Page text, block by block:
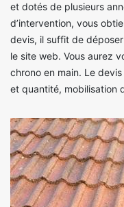
et dotés de plusieurs
d’intervention, vous
devis, il suffit de
le site web. Vous aurez
chrono en main. Le
et quantité, mobilisation